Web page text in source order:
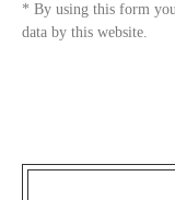
* By using this form
data by this website.